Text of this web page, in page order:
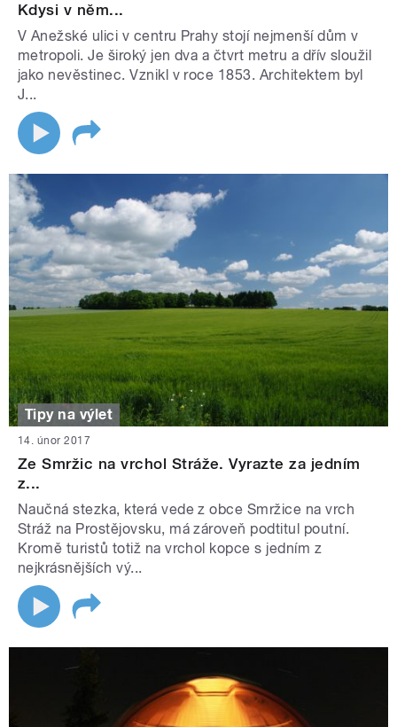
Kdysi v něm...
V Anežské ulici v centru Prahy stojí nejmenší dům v
metropoli. Je široký jen dva a čtvrt metru a dřív sloužil
jako nevěstinec. Vznikl v roce 1853. Architektem byl
J...
Tipy na výlet
14. únor 2017
Ze Smržic na vrchol Stráže. Vyrazte za jedním
z...
Naučná stezka, která vede z obce Smržice na vrch
Stráž na Prostějovsku, má zároveň podtitul poutní.
Kromě turistů totiž na vrchol kopce s jedním z
nejkrásnějších vý...